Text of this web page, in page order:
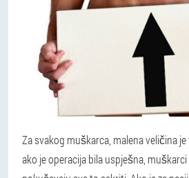
Za svakog muškarca, malena veličina
ako je operacija bila uspješna,